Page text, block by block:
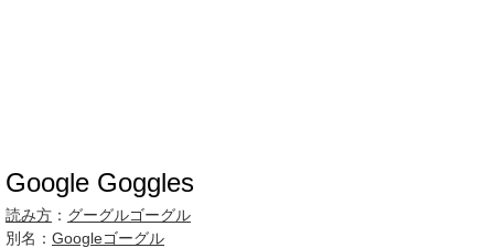
Google Goggles
読み方 ： グーグルゴーグル
別名： Googleゴーグル